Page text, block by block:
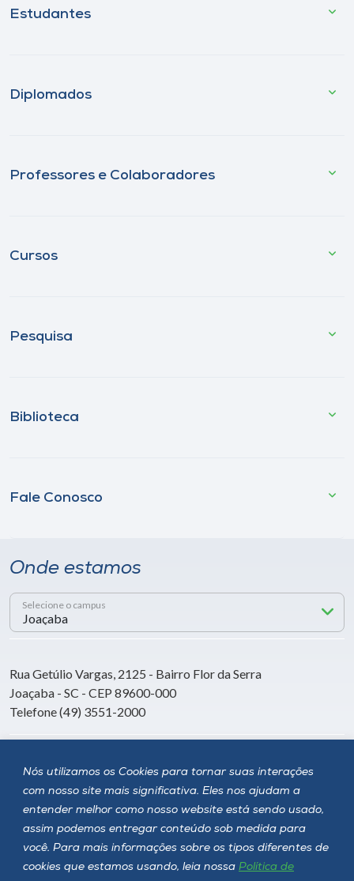
Nós utilizamos os Cookies para tornar suas interações
com nosso site mais significativa. Eles nos ajudam a
entender melhor como nosso website está sendo usado,
assim podemos entregar conteúdo sob medida para
você. Para mais informações sobre os tipos diferentes de
cookies que estamos usando, leia nossa Política de
Estudantes
Diplomados
Professores e Colaboradores
Cursos
Pesquisa
Biblioteca
Fale Conosco
Onde estamos
Selecione o campus
Rua Getúlio Vargas, 2125 - Bairro Flor da Serra
Joaçaba - SC - CEP 89600-000
Telefone (49) 3551-2000
Siga a Unoesc